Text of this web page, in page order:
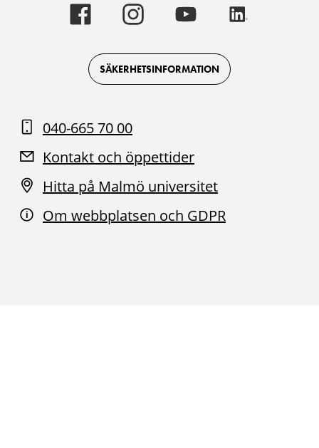
Malmö
universitet
on
Facebook
Malmö
universitet
on
Instagram
Malmö
universitet
on
Youtube
SÄKERHETSINFORMATION
040-665 70 00
Kontakt och öppettider
Hitta på Malmö universitet
Om webbplatsen och GDPR